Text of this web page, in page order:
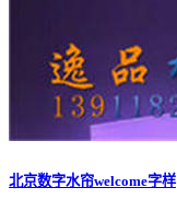
北京数字水帘welcome字样